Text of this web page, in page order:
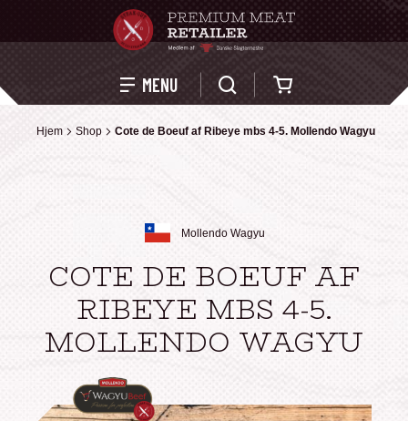
MENU
Hjem Shop Cote de Boeuf af Ribeye mbs 4-5. Mollendo Wagyu
Hjem Shop Cote de Boeuf af Ribeye mbs 4-5. Mollendo Wagyu
Mollendo Wagyu
COTE DE BOEUF AF
RIBEYE MBS 4-5.
MOLLENDO WAGYU